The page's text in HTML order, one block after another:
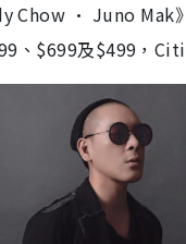
Chow • Juno
、$699及$499，